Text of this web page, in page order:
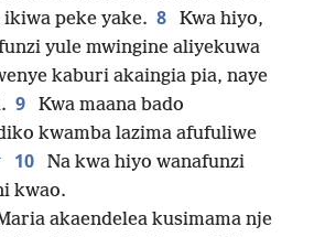
peke yake. 8
Kwa hiyo,
yule mwingine aliyekuwa
kaburi akaingia pia, naye
9
Kwa maana bado
kwamba lazima afufuliwe
10
Na kwa hiyo wanafunzi
kwao.
akaendelea kusimama nje